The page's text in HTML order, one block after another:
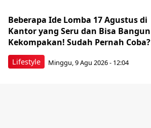
Lifestyle
Beberapa Ide Lomba 17 Agustus di
Kantor yang Seru dan Bisa Bangun
Kekompakan! Sudah Pernah Coba?
Minggu, 9 Agu 2026 - 12:04